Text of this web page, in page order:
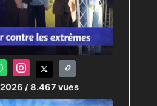
/ 8.467 vues